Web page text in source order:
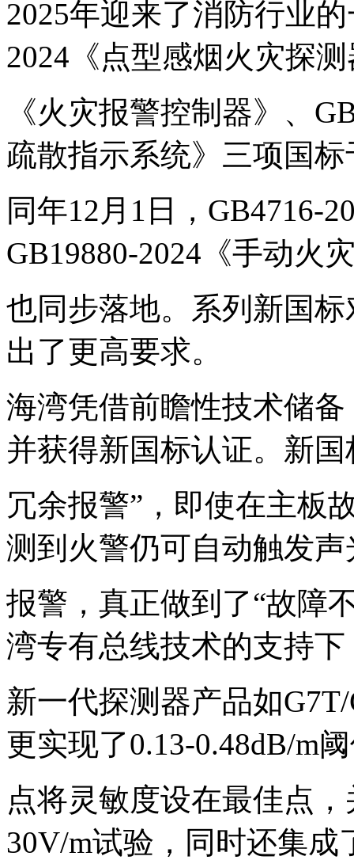
2025年迎来了消防行业
2024《点型感烟火灾探
《火灾报警控制器》、
疏散指示系统》三项国标
同年12月1日，GB4716-
GB19880-2024《手动火
也同步落地。系列新国
出了更高要求。
海湾凭借前瞻性技术储
并获得新国标认证。新
冗余报警”，即使在主板
测到火警仍可自动触发声
报警，真正做到了“故障
湾专有总线技术的支持
新一代探测器产品如
更实现了0.13-0.48dB/m
点将灵敏度设在最佳点
30V/m试验，同时还集成